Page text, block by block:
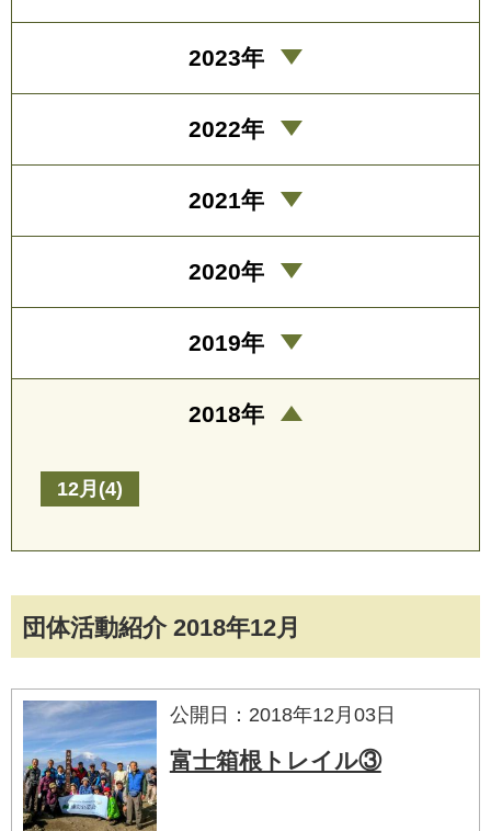
団体活動紹介 2018年12月
公開日：2018年12月03日
富士箱根トレイル③
2023年
2022年
2021年
2020年
2019年
2018年
12月(4)